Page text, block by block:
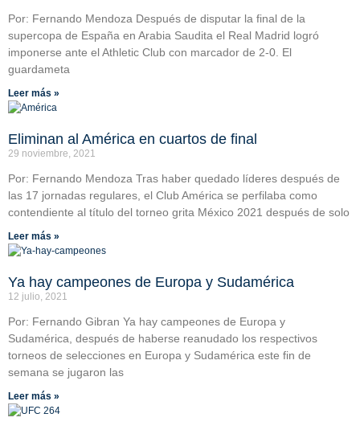
Por: Fernando Mendoza Después de disputar la final de la
supercopa de España en Arabia Saudita el Real Madrid logró
imponerse ante el Athletic Club con marcador de 2-0. El
guardameta
Leer más »
Eliminan al América en cuartos de final
29 noviembre, 2021
Por: Fernando Mendoza Tras haber quedado líderes después de
las 17 jornadas regulares, el Club América se perfilaba como
contendiente al título del torneo grita México 2021 después de solo
Leer más »
Ya hay campeones de Europa y Sudamérica
12 julio, 2021
Por: Fernando Gibran Ya hay campeones de Europa y
Sudamérica, después de haberse reanudado los respectivos
torneos de selecciones en Europa y Sudamérica este fin de
semana se jugaron las
Leer más »